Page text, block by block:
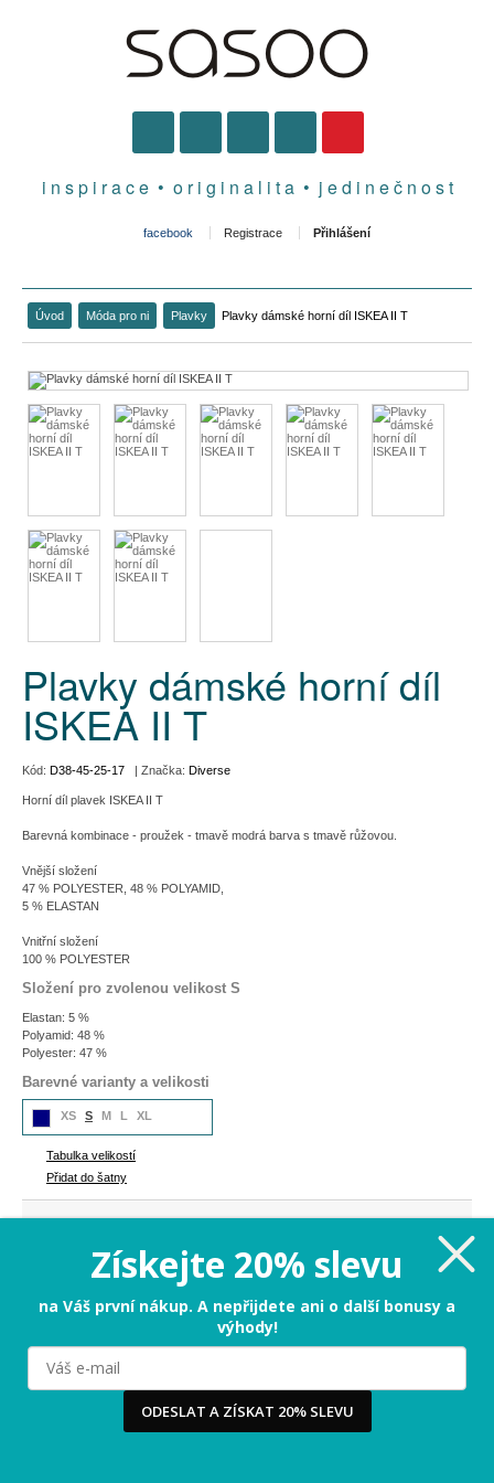
i n s p i r a c e • o r i g i n a l i t a • j e d i n e č n o s t
facebook Registrace Přihlášení
Úvod Móda pro ni Plavky Plavky dámské horní díl ISKEA II T
Plavky dámské horní díl
ISKEA II T
Kód: D38-45-25-17 | Značka: Diverse
Horní díl plavek ISKEA II T
Barevná kombinace - proužek - tmavě modrá barva s tmavě růžovou.
Vnější složení
47 % POLYESTER, 48 % POLYAMID,
5 % ELASTAN
Vnitřní složení
100 % POLYESTER
Složení pro zvolenou velikost S
Elastan: 5 %
Polyamid: 48 %
Polyester: 47 %
Barevné varianty a velikosti
XS S M L XL
Tabulka velikostí
Přidat do šatny
627 Kč
PŘIDAT DO KOŠÍKU
Tabulka velikostí
Milujeme cookies!
Používáme cookies, abychom vám nabídli ten nejlepší
zážitek na našem webu a obsah, který vás opravdu
Získejte 20% slevu
na Váš první nákup. A nepřijdete ani o další bonusy a
výhody!
ODESLAT A ZÍSKAT 20% SLEVU